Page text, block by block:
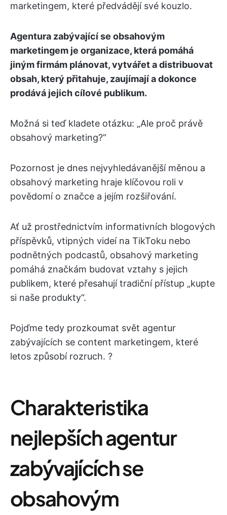
marketingem, které předvádějí své kouzlo.
Agentura zabývající se obsahovým
marketingem je organizace, která pomáhá
jiným firmám plánovat, vytvářet a distribuovat
obsah, který přitahuje, zaujímají a dokonce
prodává jejich cílové publikum.
Možná si teď kladete otázku: „Ale proč právě
obsahový marketing?“
Pozornost je dnes nejvyhledávanější měnou a
obsahový marketing hraje klíčovou roli v
povědomí o značce a jejím rozšiřování.
Ať už prostřednictvím informativních blogových
příspěvků, vtipných videí na TikToku nebo
podnětných podcastů, obsahový marketing
pomáhá značkám budovat vztahy s jejich
publikem, které přesahují tradiční přístup „kupte
si naše produkty“.
Pojďme tedy prozkoumat svět agentur
zabývajících se content marketingem, které
letos způsobí rozruch. ?
Charakteristika
nejlepších agentur
zabývajících se
obsahovým